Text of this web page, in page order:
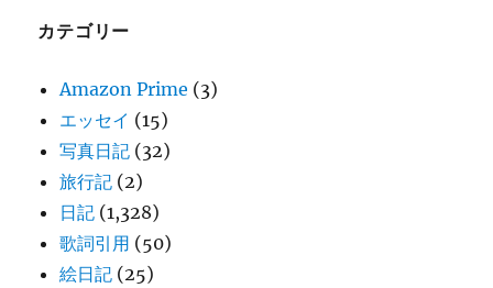
カテゴリー
Amazon Prime (3)
エッセイ (15)
写真日記 (32)
旅行記 (2)
日記 (1,328)
歌詞引用 (50)
絵日記 (25)